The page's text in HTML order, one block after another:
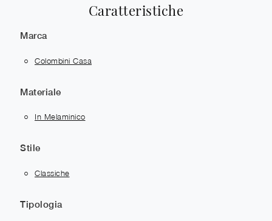
Caratteristiche
Marca
Colombini Casa
Materiale
In Melaminico
Stile
Classiche
Tipologia